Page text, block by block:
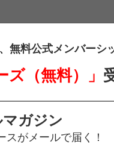
無料公式メンバーシ
ズ（無料）」
ガジン
スがメールで届く！